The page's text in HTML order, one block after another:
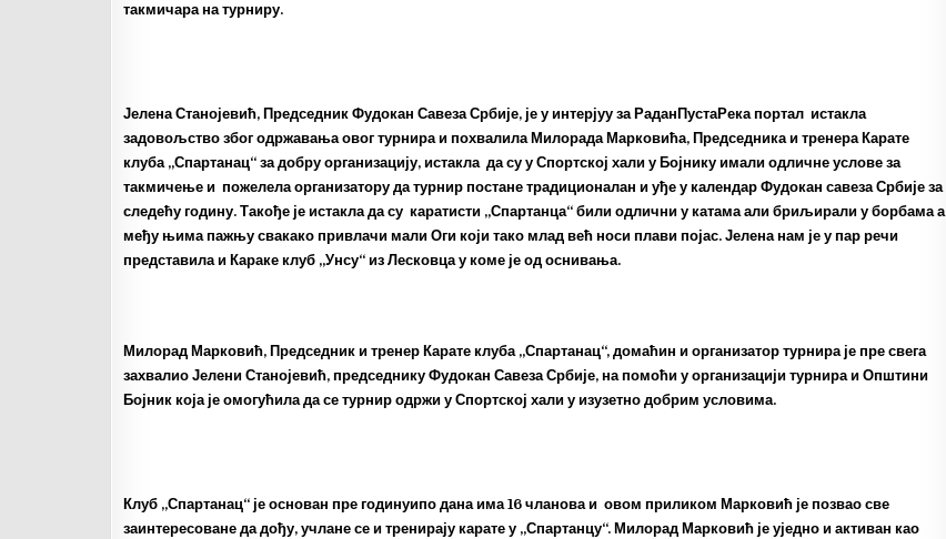
такмичара на турниру.
Јелена Станојевић, Председник Фудокан Савеза Србије, је у интерјуу за РаданПустаРека портал истакла
задовољство због одржавања овог турнира и похвалила Милорада Марковића, Председника и тренера Карате
клуба „Спартанац“ за добру организацију, истакла да су у Спортској хали у Бојнику имали одличне услове за
такмичење и пожелела организатору да турнир постане традиционалан и уђе у календар Фудокан савеза Србије за
следећу годину. Такође је истакла да су каратисти „Спартанца“ били одлични у катама али бриљирали у борбама а
међу њима пажњу свакако привлачи мали Оги који тако млад већ носи плави појас. Јелена нам је у пар речи
представила и Караке клуб „Унсу“ из Лесковца у коме је од оснивања.
Милорад Марковић, Председник и тренер Карате клуба „Спартанац“, домаћин и организатор турнира је пре свега
захвалио Јелени Станојевић, председнику Фудокан Савеза Србије, на помоћи у организацији турнира и Општини
Бојник која је омогућила да се турнир одржи у Спортској хали у изузетно добрим условима.
Клуб „Спартанац“ је основан пре годинуипо дана има 16 чланова и овом приликом Марковић је позвао све
заинтересоване да дођу, учлане се и тренирају карате у „Спартанцу“. Милорад Марковић је уједно и активан као